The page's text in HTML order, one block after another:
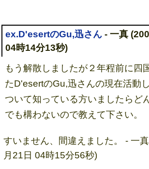
ex.D'esertのGu,迅さん - 一真
04時14分13秒)
もう解散しましたが２年程前に四
たD'esertのGu,迅さんの現在活動
ついて知っている方いましたらど
でも構わないので教えて下さい。
すいません、間違えました。 - 一
月21日 04時15分56秒)